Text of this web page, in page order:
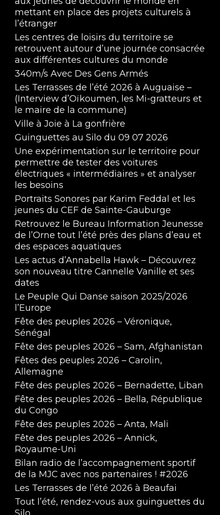
mettant en place des projets culturels à
l’étranger
Les centres de loisirs du territoire se
retrouvent autour d’une journée consacrée
aux différentes cultures du monde
340m/s Avec Des Gens Armés
Les Terrasses de l’été 2026 à Auguaise –
(Interview d’Oïkoumen, les Mi-gratteurs et
le maire de la commune)
Ville à Joie à La gonfrière
Guinguettes au Silo du 09 07 2026
Une expérimentation sur le territoire pour
permettre de tester des voitures
électriques « intermédiaires » et analyser
les besoins
Portraits Sonores par Karim Feddal et les
jeunes du CEF de Sainte-Gauburge
Retrouvez le Bureau Information Jeunesse
de l’Orne tout l’été près des plans d’eau et
des espaces aquatiques
Les actus d’Annabella Hawk – Découvrez
son nouveau titre Cannelle Vanille et ses
dates
Le Peuple Qui Danse saison 2025/2026
l’Europe
Fête des peuples 2026 – Véronique,
Sénégal
Fête des peuples 2026 – Sam, Afghanistan
Fêtes des peuples 2026 – Carolin,
Allemagne
Fête des peuples 2026 – Bernadette, Liban
Fête des peuples 2026 – Bella, République
du Congo
Fête des peuples 2026 – Anta, Mali
Fête des peuples 2026 – Annick,
Royaume-Uni
Bilan radio de l’accompagnement sportif
de la MJC avec nos partenaires ! #2026
Les Terrasses de l’été 2026 à Beaufai
Tout l’été, rendez-vous aux guinguettes du